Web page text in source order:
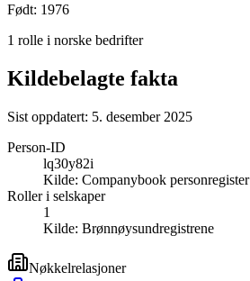
Født: 1976
1 rolle i norske bedrifter
Kildebelagte fakta
Sist oppdatert: 5. desember 2025
Person-ID
lq30y82i
Kilde: Companybook personregister
Roller i selskaper
1
Kilde: Brønnøysundregistrene
Nøkkelrelasjoner